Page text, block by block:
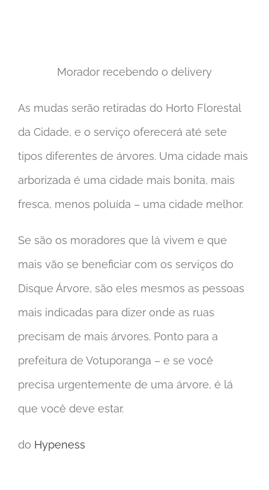
Morador recebendo o delivery
As mudas serão retiradas do Horto Florestal
da Cidade, e o serviço oferecerá até sete
tipos diferentes de árvores. Uma cidade mais
arborizada é uma cidade mais bonita, mais
fresca, menos poluída – uma cidade melhor.
Se são os moradores que lá vivem e que
mais vão se beneficiar com os serviços do
Disque Árvore, são eles mesmos as pessoas
mais indicadas para dizer onde as ruas
precisam de mais árvores. Ponto para a
prefeitura de Votuporanga – e se você
precisa urgentemente de uma árvore, é lá
que você deve estar.
do Hypeness